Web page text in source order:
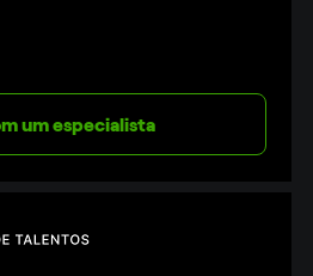
um especialista